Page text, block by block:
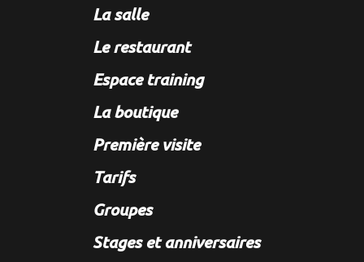
La salle
Le restaurant
Espace training
La boutique
Première visite
Tarifs
Groupes
Stages et anniversaires